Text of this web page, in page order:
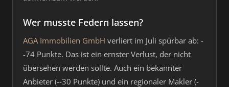
Wer musste Federn lassen?
AGA Immobilien GmbH verliert im Juli spürbar ab: -
-74 Punkte. Das ist ein ernster Verlust, der nicht
übersehen werden sollte. Auch ein bekannter
Anbieter (--30 Punkte) und ein regionaler Makler (-